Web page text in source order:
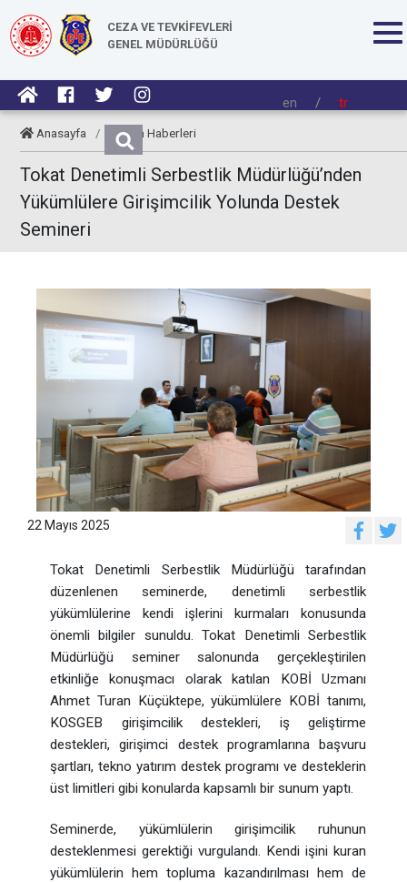
CEZA VE TEVKİFEVLERİ
GENEL MÜDÜRLÜĞÜ
en / tr
Anasayfa / Kurum Haberleri
Tokat Denetimli Serbestlik Müdürlüğü’nden
Yükümlülere Girişimcilik Yolunda Destek
Semineri
22 Mayıs 2025
Tokat Denetimli Serbestlik Müdürlüğü tarafından
düzenlenen seminerde, denetimli serbestlik
yükümlülerine kendi işlerini kurmaları konusunda
önemli bilgiler sunuldu. Tokat Denetimli Serbestlik
Müdürlüğü seminer salonunda gerçekleştirilen
etkinliğe konuşmacı olarak katılan KOBİ Uzmanı
Ahmet Turan Küçüktepe, yükümlülere KOBİ tanımı,
KOSGEB girişimcilik destekleri, iş geliştirme
destekleri, girişimci destek programlarına başvuru
şartları, tekno yatırım destek programı ve desteklerin
üst limitleri gibi konularda kapsamlı bir sunum yaptı.
Seminerde, yükümlülerin girişimcilik ruhunun
desteklenmesi gerektiği vurgulandı. Kendi işini kuran
yükümlülerin hem topluma kazandırılması hem de